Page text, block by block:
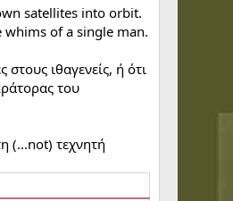
satellites into orbit.
whims of a single man.
ιθαγενείς, ή ότι
του
(...not) τεχνητή